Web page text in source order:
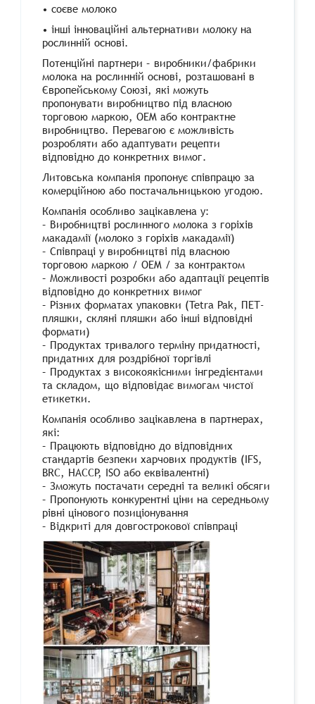
• соєве молоко
• інші інноваційні альтернативи молоку на
рослинній основі.
Потенційні партнери – виробники/фабрики
молока на рослинній основі, розташовані в
Європейському Союзі, які можуть
пропонувати виробництво під власною
торговою маркою, OEM або контрактне
виробництво. Перевагою є можливість
розробляти або адаптувати рецепти
відповідно до конкретних вимог.
Литовська компанія пропонує співпрацю за
комерційною або постачальницькою угодою.
Компанія особливо зацікавлена ​​у:
– Виробництві рослинного молока з горіхів
макадамії (молоко з горіхів макадамії)
– Співпраці у виробництві під власною
торговою маркою / OEM / за контрактом
– Можливості розробки або адаптації рецептів
відповідно до конкретних вимог
– Різних форматах упаковки (Tetra Pak, ПЕТ-
пляшки, скляні пляшки або інші відповідні
формати)
– Продуктах тривалого терміну придатності,
придатних для роздрібної торгівлі
– Продуктах з високоякісними інгредієнтами
та складом, що відповідає вимогам чистої
етикетки.
Компанія особливо зацікавлена ​​в партнерах,
які:
– Працюють відповідно до відповідних
стандартів безпеки харчових продуктів (IFS,
BRC, HACCP, ISO або еквівалентні)
– Зможуть постачати середні та великі обсяги
– Пропонують конкурентні ціни на середньому
рівні цінового позиціонування
– Відкриті для довгострокової співпраці